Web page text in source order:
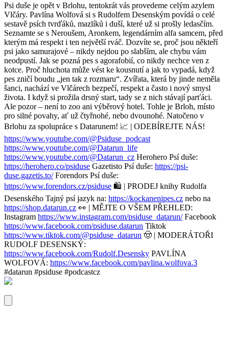
Psi duše je opět v Brlohu, tentokrát vás provedeme celým azylem
Vlčáry. Pavlína Wolfová si s Rudolfem Desenským povídá o celé
sestavě psích tvrďáků, mazlíků i duší, které už si prošly ledasčím.
Seznamte se s Neroušem, Aronkem, legendárním alfa samcem, před
kterým má respekt i ten největší rváč. Dozvíte se, proč jsou někteří
psi jako samurajové – nikdy nejdou po slabším, ale chybu vám
neodpustí. Jak se pozná pes s agorafobií, co nikdy nechce ven z
kotce. Proč hluchota může vést ke kousnutí a jak to vypadá, když
pes zničí boudu „jen tak z rozmaru“. Zvířata, která by jinde neměla
šanci, nachází ve Vlčárech bezpečí, respekt a často i nový smysl
života. I když si prožila drsný start, tady se z nich stávají parťáci.
Ale pozor – není to zoo ani výběrový hotel. Tohle je Brloh, místo
pro silné povahy, ať už čtyřnohé, nebo dvounohé. Natočeno v
Brlohu za spolupráce s Datarunem! 📈 | ODEBÍREJTE NÁS!
https://www.youtube.com/@Psiduse_podcast
https://www.youtube.com/@Datarun_life
https://www.youtube.com/@Datarun_cz Herohero Psí duše:
https://herohero.co/psiduse Gazetisto Psí duše: https://psi-
duse.gazetis.to/Forendors Psí duše:
https://www.forendors.cz/psiduse 🛍️ | PRODEJ knihy Rudolfa
Desenského Tajný psí jazyk na: https://kockanenipes.cz nebo na
https://shop.datarun.cz 👀 | MĚJTE O VŠEM PŘEHLED:
Instagram https://www.instagram.com/psiduse_datarun/Facebook
https://www.facebook.com/psiduse.datarun Tiktok
https://www.tiktok.com/@psiduse_datarun 🤠 | MODERÁTOŘI
RUDOLF DESENSKÝ:
https://www.facebook.com/Rudolf.Desensky PAVLÍNA
WOLFOVÁ: https://www.facebook.com/pavlina.wolfova.3
#datarun #psiduse #podcastcz